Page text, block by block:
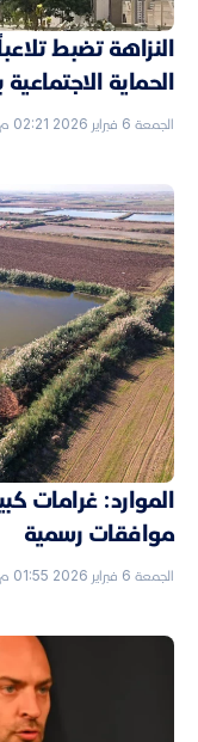
الحماية الاجتماعية
الجمعة 6 فبراير 2026 02:21 م
الموارد: غرامات
موافقات رسمية
الجمعة 6 فبراير 2026 01:55 م